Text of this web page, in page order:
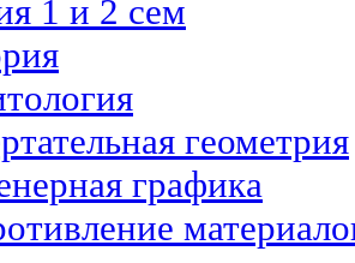
1 и 2 сем
геометрия
графика